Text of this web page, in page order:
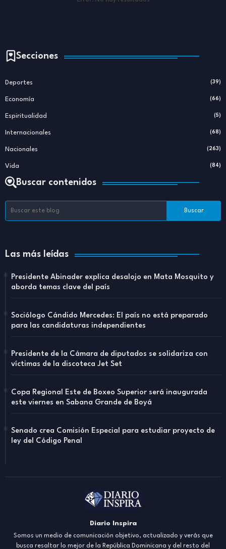
Secciones
Deportes (39)
Economía (66)
Espiritualidad (5)
Internacionales (68)
Nacionales (263)
Vida (84)
Buscar contenidos
Las más leídas
Presidente Abinader explica desalojo en Mata Mosquito y
aborda temas clave del país
Sociólogo Cándido Mercedes: El país no está preparado
para las candidaturas independientes
Presidente de la Cámara de diputados se solidariza con
víctimas de la discoteca Jet Set
Copa Regional Este de Boxeo Superior será inaugurada
este viernes en Sabana Grande de Boyá
Senado crea Comisión Especial para estudiar proyecto de
ley del Código Penal
Diario Inspira
Somos un medio de comunicación objetivo, actualizado y verás que
busca resaltar lo mejor de la República Dominicana y del resto del